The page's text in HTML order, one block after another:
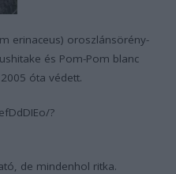
erinaceus) oroszlánsörény-
és Pom-Pom blanc
óta védett.
?
de mindenhol ritka.